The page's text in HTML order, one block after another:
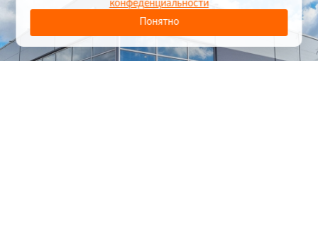
конфеденциальности
Понятно